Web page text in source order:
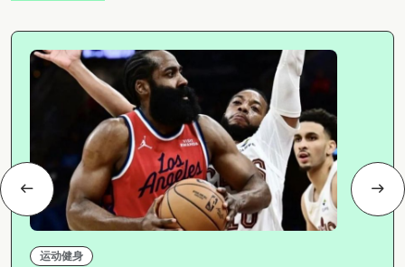
运动健身